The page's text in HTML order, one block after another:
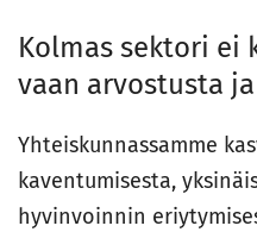
Kolmas sektori ei
vaan arvostusta
Yhteiskunnassamme
kaventumisesta,
hyvinvoinnin